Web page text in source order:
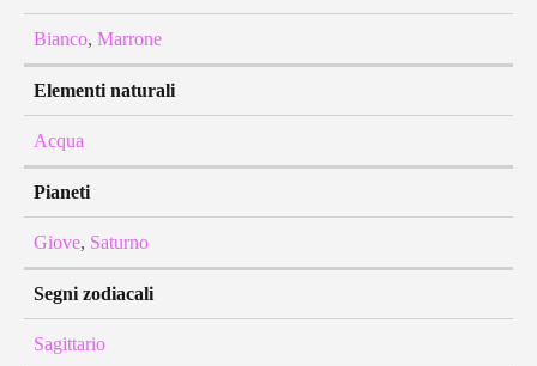
Bianco, Marrone
Elementi naturali
Acqua
Pianeti
Giove, Saturno
Segni zodiacali
Sagittario